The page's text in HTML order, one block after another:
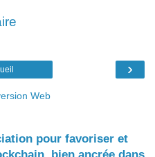
›
Web
pour favoriser et